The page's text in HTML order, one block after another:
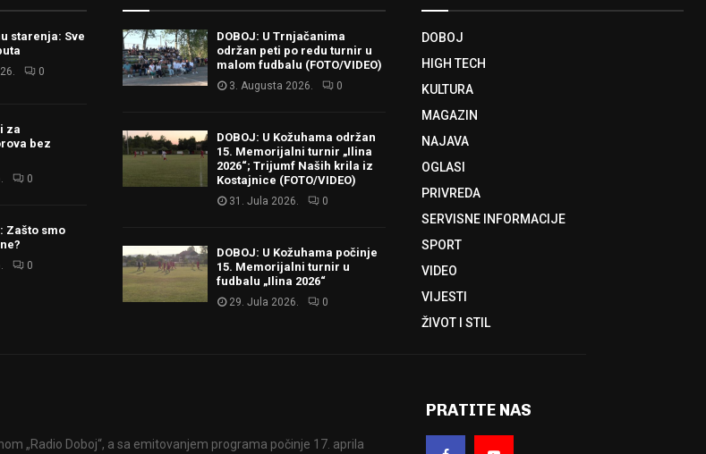
starenja: Sve
0
za
bez
0
Zašto smo
0
DOBOJ: U Trnjačanima
održan peti po redu turnir u
malom fudbalu (FOTO/VIDEO)
3. Augusta 2026. 0
DOBOJ: U Kožuhama održan
15. Memorijalni turnir „Ilina
2026“; Trijumf Naših krila iz
Kostajnice (FOTO/VIDEO)
31. Jula 2026. 0
DOBOJ: U Kožuhama počinje
15. Memorijalni turnir u
fudbalu „Ilina 2026“
29. Jula 2026. 0
DOBOJ
HIGH TECH
KULTURA
MAGAZIN
NAJAVA
OGLASI
PRIVREDA
SERVISNE INFORMACIJE
SPORT
VIDEO
VIJESTI
ŽIVOT I STIL
„Radio Doboj“, a sa emitovanjem programa počinje 17. aprila
PRATITE NAS